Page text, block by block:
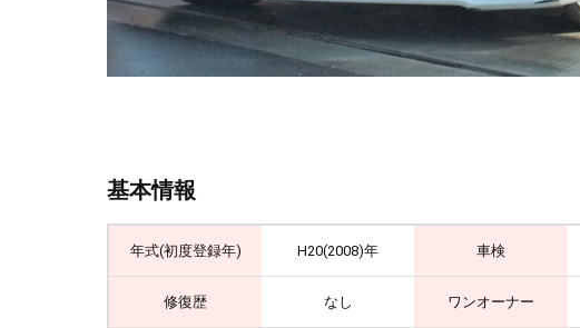
基本情報
年式(初度登録年) H20(2008)年 車検
修復歴 なし ワンオーナー